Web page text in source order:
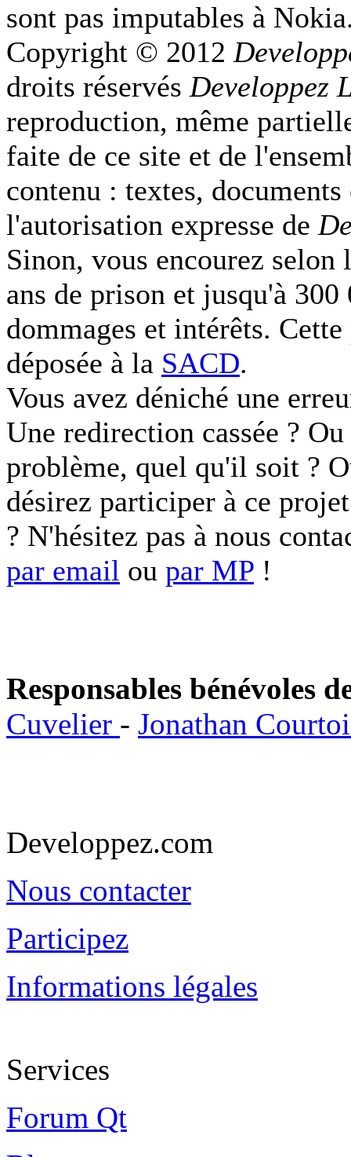
sont pas imputables à
Copyright © 2012
droits réservés Developpez
reproduction, même
faite de ce site et de
contenu : textes, documents
l'autorisation expresse de
Sinon, vous encourez
ans de prison et jusqu'à 300
dommages et intérêts. Cette
déposée à la SACD.
Vous avez déniché une
Une redirection cassée ?
problème, quel qu'il soit ?
désirez participer à ce
? N'hésitez pas à nous
par email ou par MP !
Responsables bénévoles
Cuvelier - Jonathan
Developpez.com
Nous contacter
Participez
Informations légales
Services
Forum Qt